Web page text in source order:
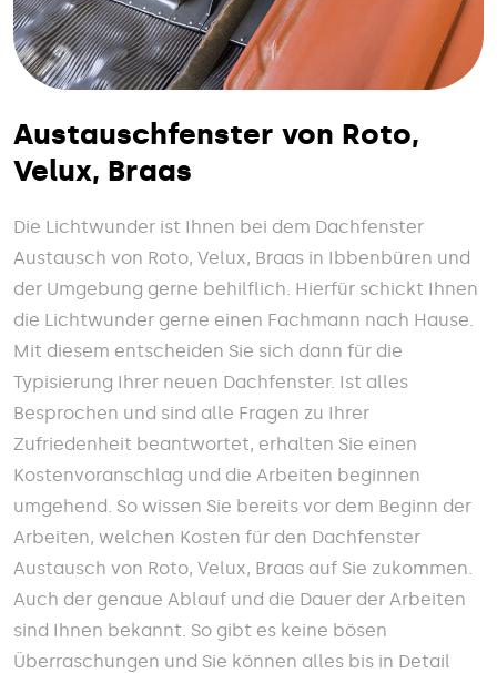
Austauschfenster von Roto,
Velux, Braas
Die Lichtwunder ist Ihnen bei dem Dachfenster
Austausch von Roto, Velux, Braas in Ibbenbüren und
der Umgebung gerne behilflich. Hierfür schickt Ihnen
die Lichtwunder gerne einen Fachmann nach Hause.
Mit diesem entscheiden Sie sich dann für die
Typisierung Ihrer neuen Dachfenster. Ist alles
Besprochen und sind alle Fragen zu Ihrer
Zufriedenheit beantwortet, erhalten Sie einen
Kostenvoranschlag und die Arbeiten beginnen
umgehend. So wissen Sie bereits vor dem Beginn der
Arbeiten, welchen Kosten für den Dachfenster
Austausch von Roto, Velux, Braas auf Sie zukommen.
Auch der genaue Ablauf und die Dauer der Arbeiten
sind Ihnen bekannt. So gibt es keine bösen
Überraschungen und Sie können alles bis in Detail